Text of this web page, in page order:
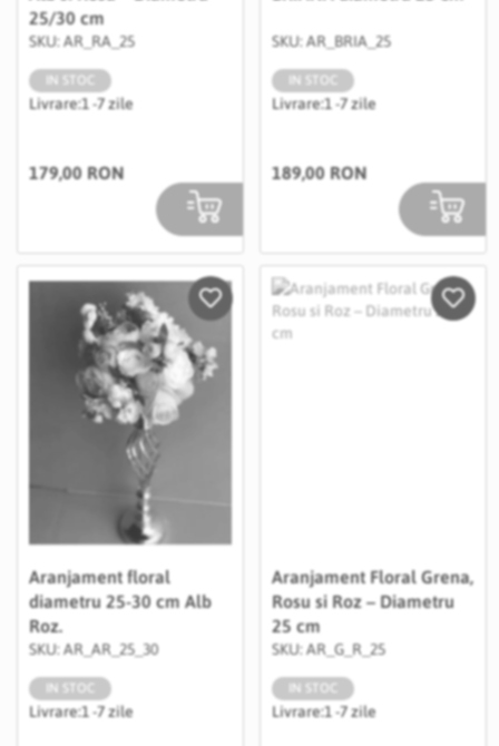
25/30 cm
SKU: AR_RA_25
IN STOC
Livrare:1 -7 zile
179,00 RON
SKU: AR_BRIA_25
IN STOC
Livrare:1 -7 zile
189,00 RON
Aranjament floral
diametru 25-30 cm Alb
Roz.
SKU: AR_AR_25_30
IN STOC
Livrare:1 -7 zile
Salveaza in Wishlist
Aranjament Floral Grena,
Rosu si Roz – Diametru
25 cm
SKU: AR_G_R_25
IN STOC
Livrare:1 -7 zile